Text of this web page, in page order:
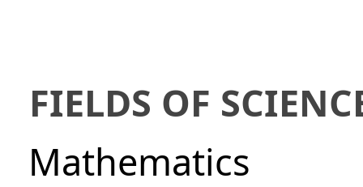
FIELDS OF
Mathematics